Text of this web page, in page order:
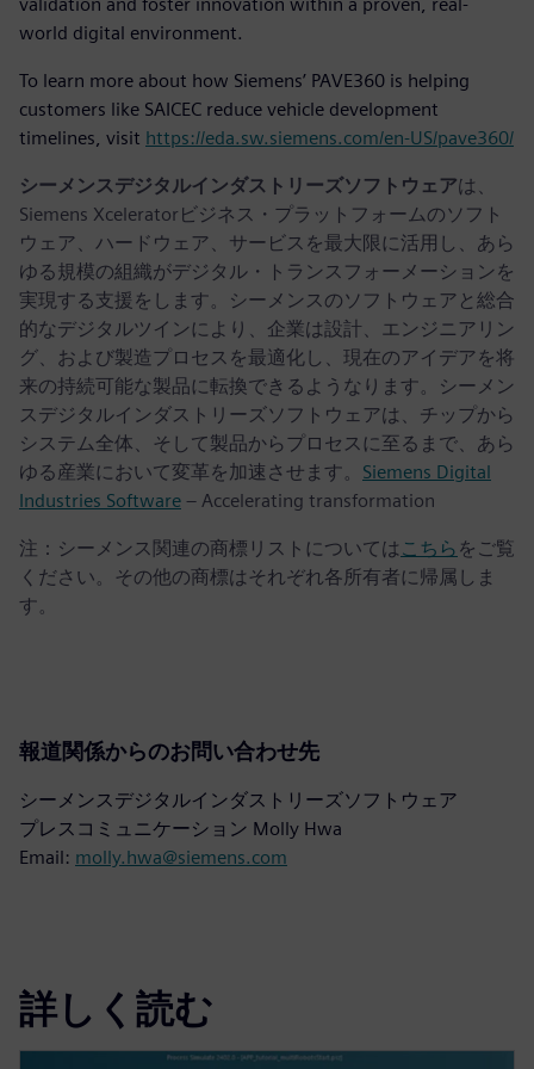
world digital environment.
To learn more about how Siemens’ PAVE360 is helping
customers like SAICEC reduce vehicle development
timelines, visit https://eda.sw.siemens.com/en-US/pave360/
シーメンスデジタルインダストリーズソフトウェアは、
Siemens Xceleratorビジネス・プラットフォームのソフト
ウェア、ハードウェア、サービスを最大限に活用し、あら
ゆる規模の組織がデジタル・トランスフォーメーションを
実現する支援をします。シーメンスのソフトウェアと総合
的なデジタルツインにより、企業は設計、エンジニアリン
グ、および製造プロセスを最適化し、現在のアイデアを将
来の持続可能な製品に転換できるようなります。シーメン
スデジタルインダストリーズソフトウェアは、チップから
システム全体、そして製品からプロセスに至るまで、あら
ゆる産業において変革を加速させます。 Siemens Digital
Industries Software – Accelerating transformation
注：シーメンス関連の商標リストについては こちら をご覧
ください。その他の商標はそれぞれ各所有者に帰属しま
す。
報道関係からのお問い合わせ先
シーメンスデジタルインダストリーズソフトウェア
プレスコミュニケーション Molly Hwa
Email: molly.hwa@siemens.com
詳しく読む